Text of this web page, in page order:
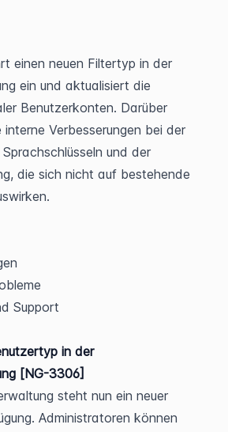
einen neuen Filtertyp in der
ein und aktualisiert die
Benutzerkonten. Darüber
Verbesserungen bei der
und der
die sich nicht auf bestehende
Support
in der
[NG-3306]
steht nun ein neuer
Administratoren können